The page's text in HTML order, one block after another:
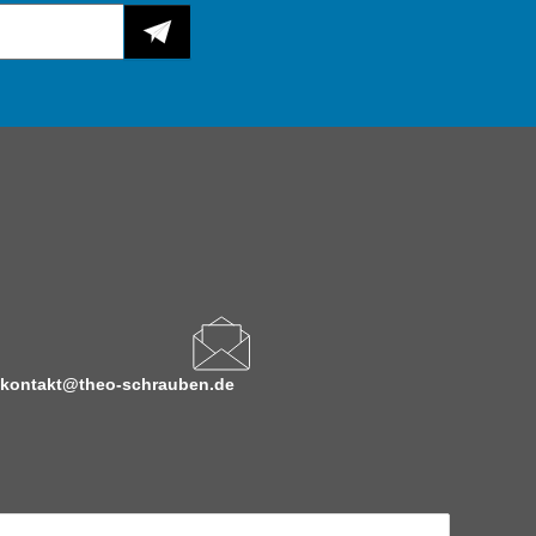
kontakt@theo-schrauben.de